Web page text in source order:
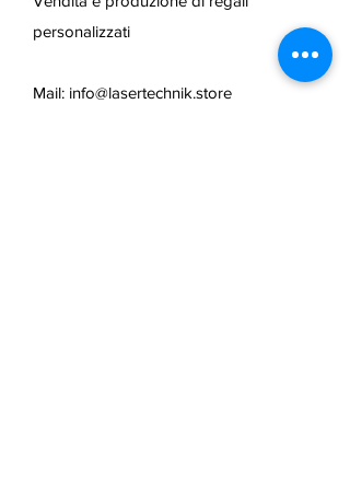
personalizzati
Mail: info@lasertechnik.store